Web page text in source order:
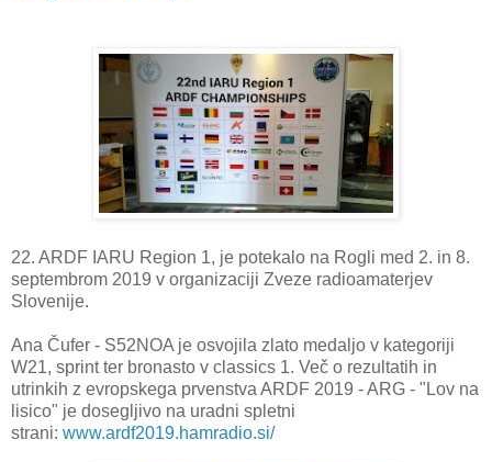
22. ARDF IARU Region 1, je potekalo na Rogli med 2. in 8.
septembrom 2019 v organizaciji Zveze radioamaterjev
Slovenije.
Ana Čufer - S52NOA je osvojila zlato medaljo v kategoriji
W21, sprint ter bronasto v classics 1. Več o rezultatih in
utrinkih z evropskega prvenstva ARDF 2019 - ARG - "Lov na
lisico" je dosegljivo na uradni spletni
strani: www.ardf2019.hamradio.si/